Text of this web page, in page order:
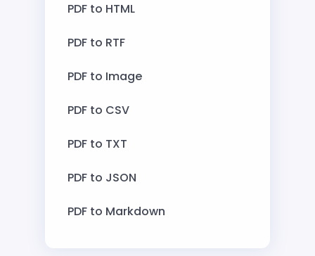
PDF to HTML
PDF to RTF
PDF to Image
PDF to CSV
PDF to TXT
PDF to JSON
PDF to Markdown